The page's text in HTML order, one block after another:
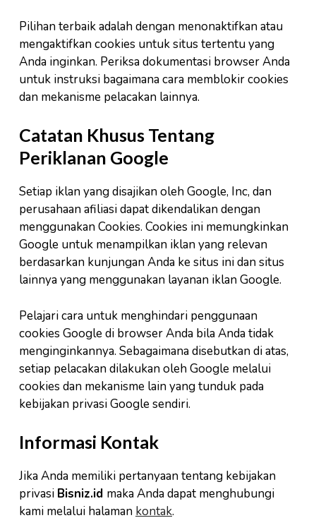
Pilihan terbaik adalah dengan menonaktifkan atau
mengaktifkan cookies untuk situs tertentu yang
Anda inginkan. Periksa dokumentasi browser Anda
untuk instruksi bagaimana cara memblokir cookies
dan mekanisme pelacakan lainnya.
Catatan Khusus Tentang
Periklanan Google
Setiap iklan yang disajikan oleh Google, Inc, dan
perusahaan afiliasi dapat dikendalikan dengan
menggunakan Cookies. Cookies ini memungkinkan
Google untuk menampilkan iklan yang relevan
berdasarkan kunjungan Anda ke situs ini dan situs
lainnya yang menggunakan layanan iklan Google.
Pelajari cara untuk menghindari penggunaan
cookies Google di browser Anda bila Anda tidak
menginginkannya. Sebagaimana disebutkan di atas,
setiap pelacakan dilakukan oleh Google melalui
cookies dan mekanisme lain yang tunduk pada
kebijakan privasi Google sendiri.
Informasi Kontak
Jika Anda memiliki pertanyaan tentang kebijakan
privasi Bisniz.id maka Anda dapat menghubungi
kami melalui halaman kontak.